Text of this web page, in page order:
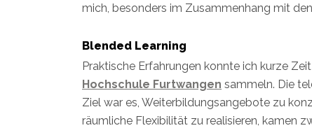
mich, besonders im Zusammenhang mit
Blended Learning
Praktische Erfahrungen konnte ich kurze
Hochschule Furtwangen sammeln. Die
Ziel war es, Weiterbildungsangebote zu
räumliche Flexibilität zu realisieren, kamen